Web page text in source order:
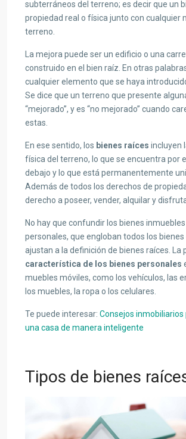
subterráneos del terreno; es decir que un
propiedad real o física junto con cualquier
terreno.
La mejora puede ser un edificio o una
construido en el bien raíz. En otras
cualquier elemento que se haya
Se dice que un terreno que presente
“mejorado”, y es “no mejorado” cuando
estas.
En ese sentido, los bienes raíces incluyen
física del terreno, lo que se encuentra por
debajo y lo que está permanentemente
Además de todos los derechos de
derecho a poseer, vender, alquilar y
No hay que confundir los bienes
personales, que engloban todos los bienes
ajustan a la definición de bienes raíces. La
característica de los bienes personales
muebles móviles, como los vehículos, las
los muebles, la ropa o los celulares.
Te puede interesar: Consejos
una casa de manera inteligente
Tipos de bienes